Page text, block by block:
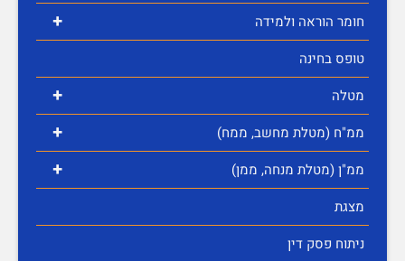
+
חומר הוראה ולמידה
טופס בחינה
+ מטלה
+ ממ"ח (מטלת מחשב, ממח)
+
ממ"ן (מטלת מנחה, ממן)
מצגת
ניתוח פסק דין